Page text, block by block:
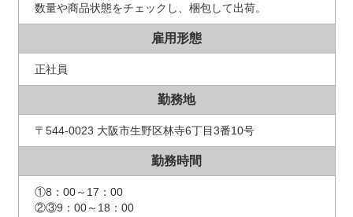
数量や商品状態をチェックし、梱包して出荷。
雇用形態
正社員
勤務地
〒544-0023 大阪市生野区林寺6丁目3番10号
勤務時間
①8：00～17：00
②③9：00～18：00